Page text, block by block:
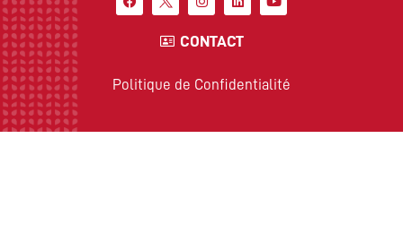
CONTACT
Politique de Confidentialité